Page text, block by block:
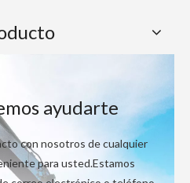
ayudarte
con nosotros de cualquier
para usted.Estamos